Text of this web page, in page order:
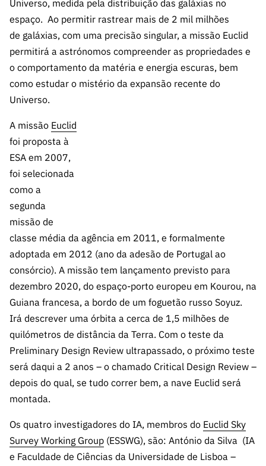
Universo, medida pela distribuição das galáxias no
espaço. Ao permitir rastrear mais de 2 mil milhões
de galáxias, com uma precisão singular, a missão Euclid
permitirá a astrónomos compreender as propriedades e
o comportamento da matéria e energia escuras, bem
como estudar o mistério da expansão recente do
Universo.
A missão Euclid
foi proposta à
ESA em 2007,
foi selecionada
como a
segunda
missão de
classe média da agência em 2011, e formalmente
adoptada em 2012 (ano da adesão de Portugal ao
consórcio). A missão tem lançamento previsto para
dezembro 2020, do espaço-porto europeu em Kourou, na
Guiana francesa, a bordo de um foguetão russo Soyuz.
Irá descrever uma órbita a cerca de 1,5 milhões de
quilómetros de distância da Terra. Com o teste da
Preliminary Design Review ultrapassado, o próximo teste
será daqui a 2 anos – o chamado Critical Design Review –
depois do qual, se tudo correr bem, a nave Euclid será
montada.
Os quatro investigadores do IA, membros do Euclid Sky
Survey Working Group (ESSWG), são: António da Silva (IA
e Faculdade de Ciências da Universidade de Lisboa –